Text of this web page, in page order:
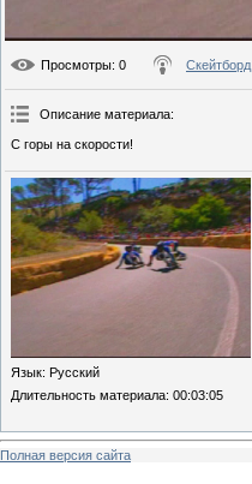
Просмотры: 0 Скейтборд
Описание материала:
С горы на скорости!
Язык: Русский
Длительность материала: 00:03:05
Полная версия сайта